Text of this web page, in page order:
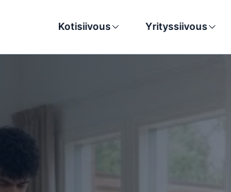
Kotisiivous Yrityssiivous